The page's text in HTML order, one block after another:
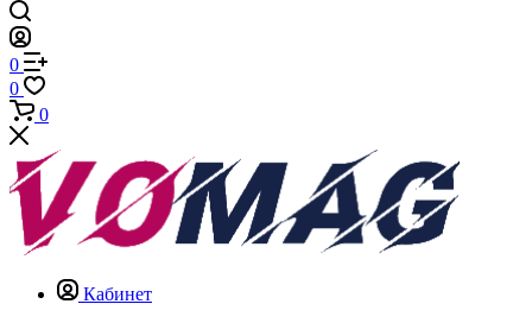
0
0
0
Кабинет